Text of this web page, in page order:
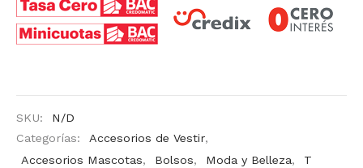
SKU:
N/D
Categorías:
Accesorios de Vestir,
Accesorios Mascotas, Bolsos, Moda y Belleza, T